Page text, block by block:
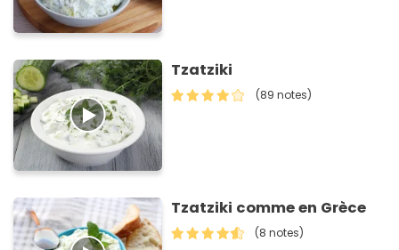
Tzatziki
(89 notes)
Tzatziki comme en Grèce
(8 notes)